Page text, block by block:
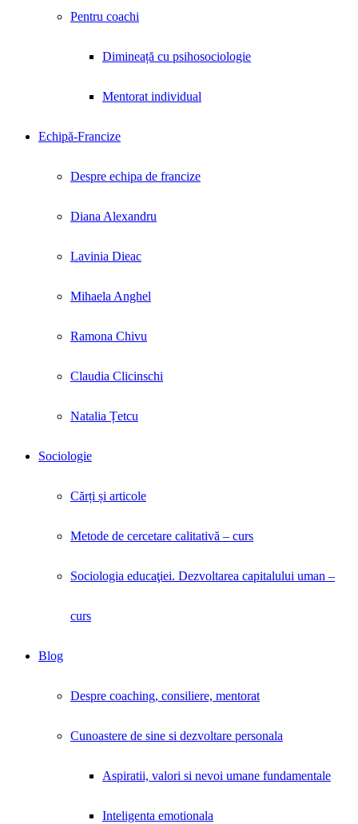
Pentru coachi
Dimineață cu psihosociologie
Mentorat individual
Echipă-Francize
Despre echipa de francize
Diana Alexandru
Lavinia Dieac
Mihaela Anghel
Ramona Chivu
Claudia Clicinschi
Natalia Țetcu
Sociologie
Cărți și articole
Metode de cercetare calitativă – curs
Sociologia educaţiei. Dezvoltarea capitalului uman –
curs
Blog
Despre coaching, consiliere, mentorat
Cunoastere de sine si dezvoltare personala
Aspiratii, valori si nevoi umane fundamentale
Inteligenta emotionala